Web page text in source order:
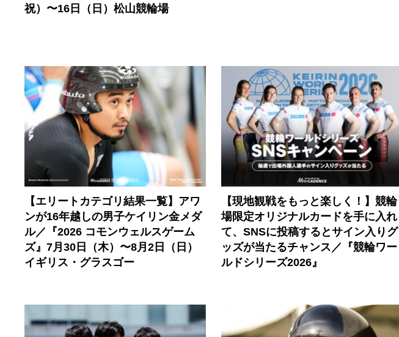
祝）〜16日（日）松山競輪場
【エリートカテゴリ結果一覧】アワ
ンが16年越しの男子ケイリン金メダ
ル／『2026 コモンウェルスゲーム
ズ』7月30日（木）〜8月2日（日）
イギリス・グラスゴー
【現地観戦をもっと楽しく！】競輪
場限定オリジナルカードを手に入れ
て、SNSに投稿するとサイン入りグ
ッズが当たるチャンス／『競輪ワー
ルドシリーズ2026』